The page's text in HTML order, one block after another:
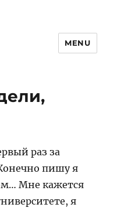
MENU
раз за
пишу я
Мне кажется
я